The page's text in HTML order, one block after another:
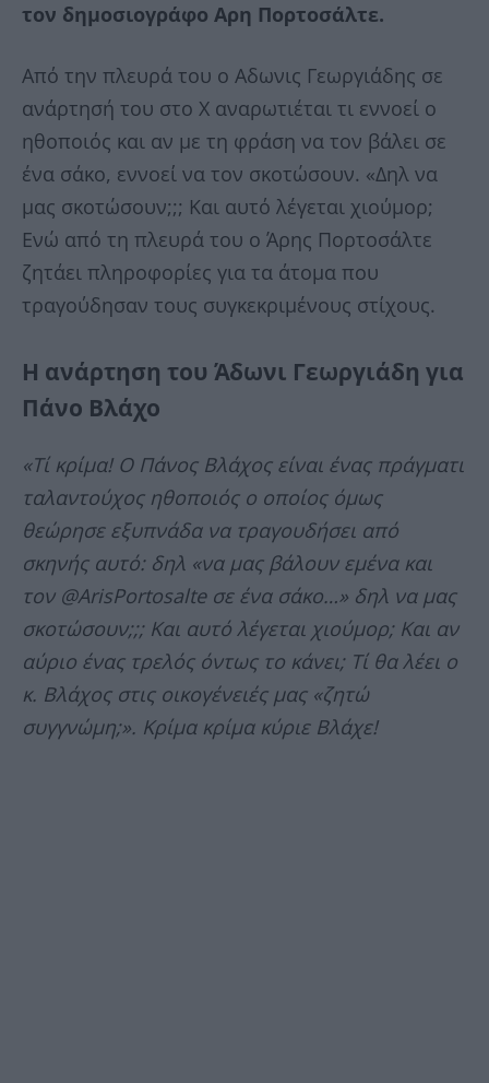
τον δημοσιογράφο Αρη Πορτοσάλτε.
Από την πλευρά του ο Αδωνις Γεωργιάδης σε
ανάρτησή του στο X αναρωτιέται τι εννοεί ο
ηθοποιός και αν με τη φράση να τον βάλει σε
ένα σάκο, εννοεί να τον σκοτώσουν. «Δηλ να
μας σκοτώσουν;;; Και αυτό λέγεται χιούμορ;
Ενώ από τη πλευρά του ο Άρης Πορτοσάλτε
ζητάει πληροφορίες για τα άτομα που
τραγούδησαν τους συγκεκριμένους στίχους.
Η ανάρτηση του Άδωνι Γεωργιάδη για
Πάνο Βλάχο
«Τί κρίμα! Ο Πάνος Βλάχος είναι ένας πράγματι
ταλαντούχος ηθοποιός ο οποίος όμως
θεώρησε εξυπνάδα να τραγουδήσει από
σκηνής αυτό: δηλ «να μας βάλουν εμένα και
τον @ArisPortosalte σε ένα σάκο…» δηλ να μας
σκοτώσουν;;; Και αυτό λέγεται χιούμορ; Και αν
αύριο ένας τρελός όντως το κάνει; Τί θα λέει ο
κ. Βλάχος στις οικογένειές μας «ζητώ
συγγνώμη;». Κρίμα κρίμα κύριε Βλάχε!